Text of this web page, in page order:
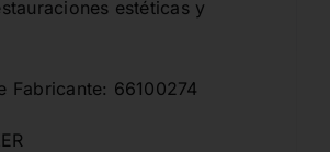
estéticas y
Fabricante: 66100274